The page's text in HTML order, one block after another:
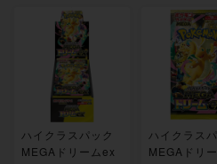
ハイクラスパック
MEGAドリームex
ハイクラス
MEGAドリ